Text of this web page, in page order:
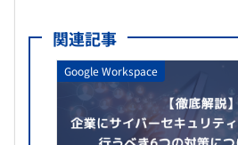
関連記事
Google Workspace